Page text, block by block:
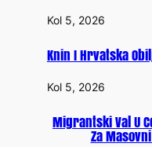
Kol 5, 2026
Knin I Hrvatska
Kol 5, 2026
Migrantski Val U
Za